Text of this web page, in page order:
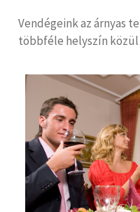
Vendégeink az árnyas
többféle helyszín közül